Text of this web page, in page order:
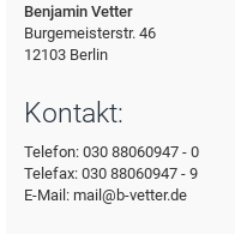
Benjamin Vetter
Burgemeisterstr. 46
12103 Berlin
Kontakt:
Telefon: 030 88060947 - 0
Telefax: 030 88060947 - 9
E-Mail: mail@b-vetter.de